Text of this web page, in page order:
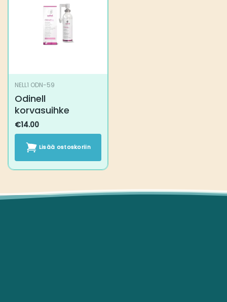
NELL1 ODN-59
Odinell
korvasuihke
€14.00
Lisää ostoskoriin